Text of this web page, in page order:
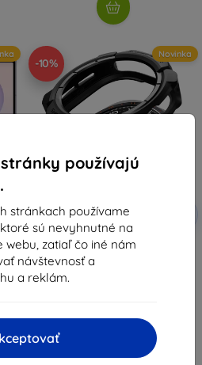
používajú
stránkach používame
sú nevyhnutné na
zatiaľ čo iné nám
návštevnosť a
a reklám.
-10%
Novinka
-10%
Zľava s
kupónom
SPIGEN RUGGED ARMOR kryt na
Samsung Galaxy Watch Ultra 2
2026 (47 MM), matná čierna